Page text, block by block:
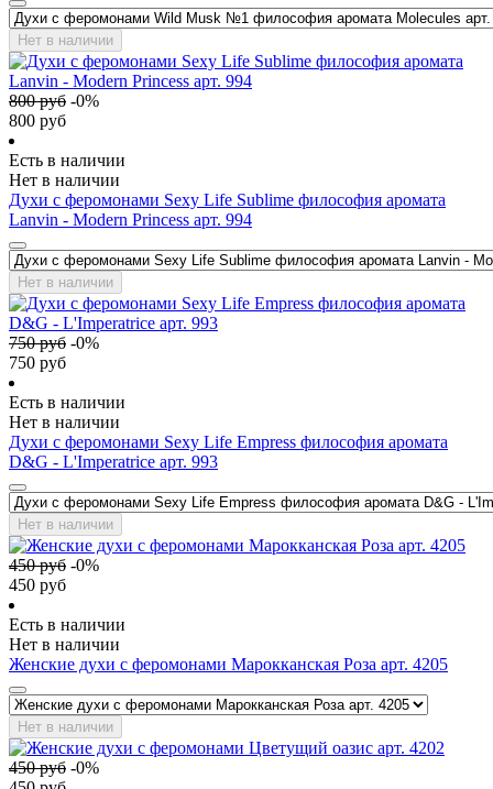
Нет в наличии
800руб -0%
800 руб
Есть в наличии
Нет в наличии
Духи с феромонами Sexy Life Sublime философия аромата
Lanvin - Modern Princess арт. 994
Нет в наличии
750руб -0%
750 руб
Есть в наличии
Нет в наличии
Духи с феромонами Sexy Life Empress философия аромата
D&G - L'Imperatrice арт. 993
Нет в наличии
450руб -0%
450 руб
Есть в наличии
Нет в наличии
Женские духи с феромонами Марокканская Роза арт. 4205
Нет в наличии
450руб -0%